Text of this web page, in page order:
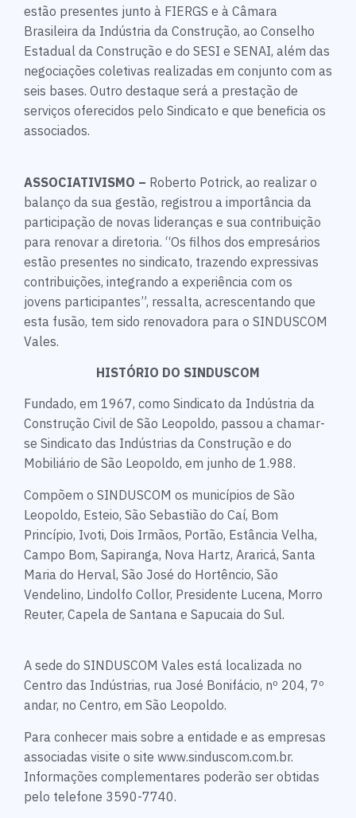
estão presentes junto à FIERGS e à Câmara
Brasileira da Indústria da Construção, ao Conselho
Estadual da Construção e do SESI e SENAI, além das
negociações coletivas realizadas em conjunto com as
seis bases. Outro destaque será a prestação de
serviços oferecidos pelo Sindicato e que beneficia os
associados.
ASSOCIATIVISMO – Roberto Potrick, ao realizar o
balanço da sua gestão, registrou a importância da
participação de novas lideranças e sua contribuição
para renovar a diretoria. “Os filhos dos empresários
estão presentes no sindicato, trazendo expressivas
contribuições, integrando a experiência com os
jovens participantes”, ressalta, acrescentando que
esta fusão, tem sido renovadora para o SINDUSCOM
Vales.
HISTÓRIO DO SINDUSCOM
Fundado, em 1967, como Sindicato da Indústria da
Construção Civil de São Leopoldo, passou a chamar-
se Sindicato das Indústrias da Construção e do
Mobiliário de São Leopoldo, em junho de 1.988.
Compõem o SINDUSCOM os municípios de São
Leopoldo, Esteio, São Sebastião do Caí, Bom
Princípio, Ivoti, Dois Irmãos, Portão, Estância Velha,
Campo Bom, Sapiranga, Nova Hartz, Araricá, Santa
Maria do Herval, São José do Hortêncio, São
Vendelino, Lindolfo Collor, Presidente Lucena, Morro
Reuter, Capela de Santana e Sapucaia do Sul.
A sede do SINDUSCOM Vales está localizada no
Centro das Indústrias, rua José Bonifácio, nº 204, 7º
andar, no Centro, em São Leopoldo.
Para conhecer mais sobre a entidade e as empresas
associadas visite o site www.sinduscom.com.br.
Informações complementares poderão ser obtidas
pelo telefone 3590-7740.